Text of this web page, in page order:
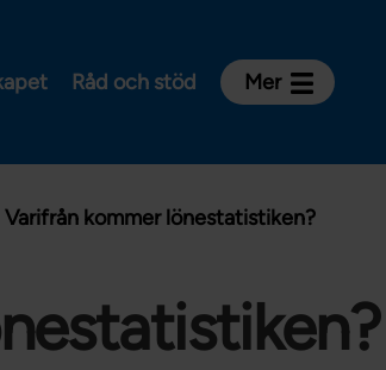
Råd och stöd Mer
Vårdförbundet
och utbildningar
dig som är:
Varifrån kommer lönestatistiken?